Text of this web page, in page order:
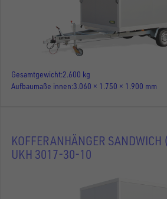
Gesamtgewicht 2.600 kg
Aufbaumaße innen 3.060 × 1.750 × 1.900 mm
KOFFERANHÄNGER SANDWICH
UKH 3017-30-10